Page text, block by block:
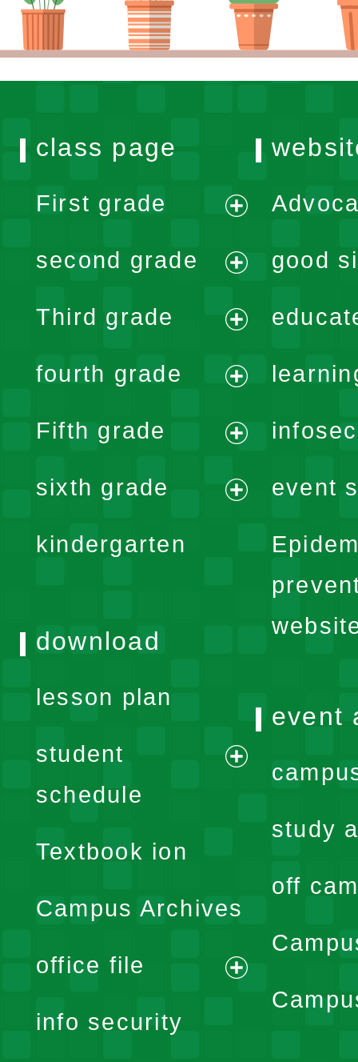
class page
First grade
menu
second grade
menu
Third grade
menu
fourth grade
menu
Fifth grade
menu
sixth grade
kindergarten
good
event
download
lesson plan
student
schedule
expand
menu
Textbook ion
Campus Archives
office file
expand
info security
event
study
off